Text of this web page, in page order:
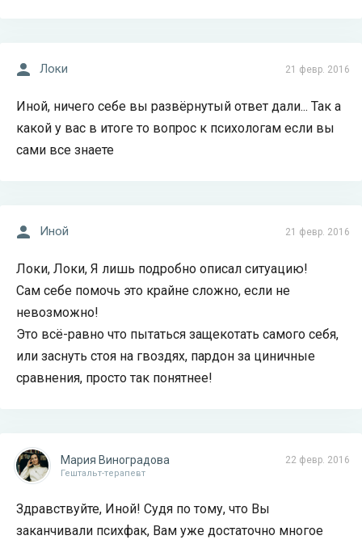
21 февр. 2016
Локи
Иной, ничего себе вы развёрнутый ответ дали... Так а
какой у вас в итоге то вопрос к психологам если вы
сами все знаете
21 февр. 2016
Иной
Локи, Локи, Я лишь подробно описал ситуацию!
Сам себе помочь это крайне сложно, если не
невозможно!
Это всё-равно что пытаться защекотать самого себя,
или заснуть стоя на гвоздях, пардон за циничные
сравнения, просто так понятнее!
22 февр. 2016
Мария Виноградова
Гештальт-терапевт
Здравствуйте, Иной! Судя по тому, что Вы
заканчивали психфак, Вам уже достаточно многое